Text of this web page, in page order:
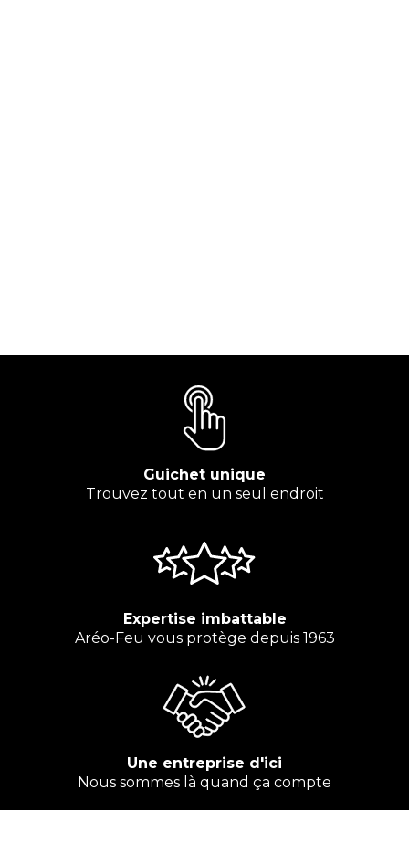
Guichet unique
Trouvez tout en un seul endroit
Expertise imbattable
Aréo-Feu vous protège depuis 1963
Une entreprise d'ici
Nous sommes là quand ça compte